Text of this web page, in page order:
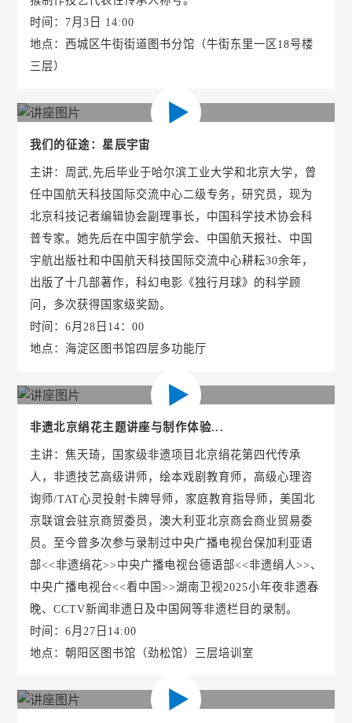
时间：7月3日 14:00
地点：西城区牛街街道图书分馆（牛街东里一区18号楼
三层）
我们的征途：星辰宇宙
主讲：周武,先后毕业于哈尔滨工业大学和北京大学，曾
任中国航天科技国际交流中心二级专务，研究员，现为
北京科技记者编辑协会副理事长，中国科学技术协会科
普专家。她先后在中国宇航学会、中国航天报社、中国
宇航出版社和中国航天科技国际交流中心耕耘30余年，
出版了十几部著作，科幻电影《独行月球》的科学顾
问，多次获得国家级奖励。
时间：6月28日14：00
地点：海淀区图书馆四层多功能厅
非遗北京绢花主题讲座与制作体验...
主讲：焦天琦，国家级非遗项目北京绢花第四代传承
人，非遗技艺高级讲师，绘本戏剧教育师，高级心理咨
询师/TAT心灵投射卡牌导师，家庭教育指导师，美国北
京联谊会驻京商贸委员，澳大利亚北京商会商业贸易委
员。至今曾多次参与录制过中央广播电视台保加利亚语
部<<非遗绢花>>中央广播电视台德语部<<非遗绢人>>、
中央广播电视台<<看中国>>湖南卫视2025小年夜非遗春
晚、CCTV新闻非遗日及中国网等非遗栏目的录制。
时间：6月27日14:00
地点：朝阳区图书馆（劲松馆）三层培训室